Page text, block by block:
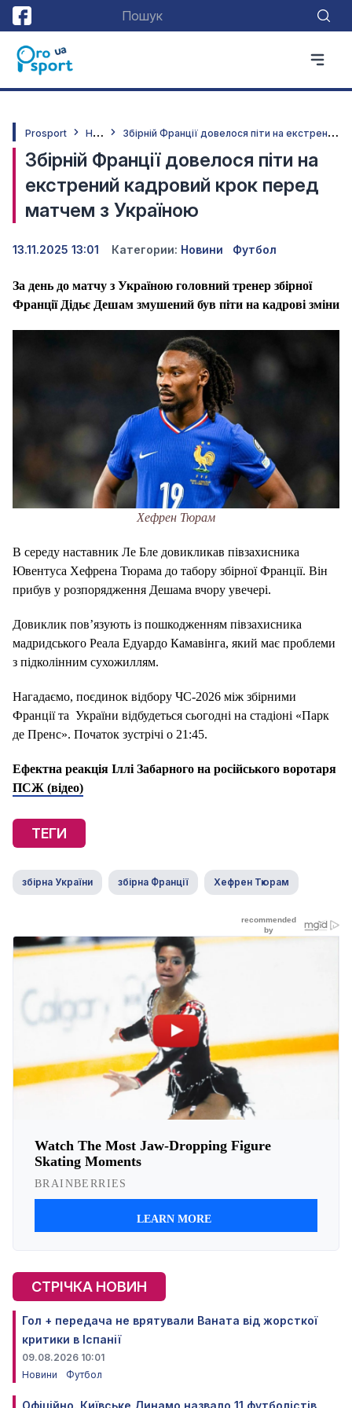
Prosport Н
овини З
бірній Франції довелося піти на екстрений кадровий крок перед матчем з Україною
Збірній Франції довелося піти на
екстрений кадровий крок перед
матчем з Україною
13.11.2025 13:01 Категории: Новини Футбол
За день до матчу з Україною головний тренер збірної
Франції Дідьє Дешам змушений був піти на кадрові зміни
Хефрен Тюрам
В середу наставник Ле Бле довикликав півзахисника
Ювентуса Хефрена Тюрама до табору збірної Франції. Він
прибув у розпорядження Дешама вчору увечері.
Довиклик пов’язують із пошкодженням півзахисника
мадридського Реала Едуардо Камавінга, який має проблеми
з підколінним сухожиллям.
Нагадаємо, поєдинок відбору ЧС-2026 між збірними
Франції та України відбудеться сьогодні на стадіоні «Парк
де Пренс». Початок зустрічі о 21:45.
Ефектна реакція Іллі Забарного на російського воротаря
ПСЖ (відео)
ТЕГИ
збірна України збірна Франції Хефрен Тюрам
СТРІЧКА НОВИН
Гол + передача не врятували Ваната від жорсткої
критики в Іспанії
09.08.2026 10:01
Новини
Футбол
Офіційно. Київське Динамо назвало 11 футболістів,